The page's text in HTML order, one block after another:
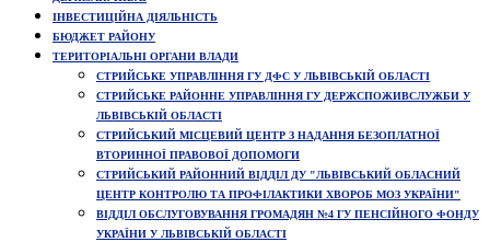
ІНВЕСТИЦІЙНА ДІЯЛЬНІСТЬ
БЮДЖЕТ РАЙОНУ
ТЕРИТОРІАЛЬНІ ОРГАНИ ВЛАДИ
СТРИЙСЬКЕ УПРАВЛІННЯ ГУ ДФС У ЛЬВІВСЬКІЙ ОБЛАСТІ
СТРИЙСЬКЕ РАЙОННЕ УПРАВЛІННЯ ГУ ДЕРЖСПОЖИВСЛУЖБИ У
ЛЬВІВСЬКІЙ ОБЛАСТІ
СТРИЙСЬКИЙ МІСЦЕВИЙ ЦЕНТР З НАДАННЯ БЕЗОПЛАТНОЇ
ВТОРИННОЇ ПРАВОВОЇ ДОПОМОГИ
СТРИЙСЬКИЙ РАЙОННИЙ ВІДДІЛ ДУ "ЛЬВІВСЬКИЙ ОБЛАСНИЙ
ЦЕНТР КОНТРОЛЮ ТА ПРОФІЛАКТИКИ ХВОРОБ МОЗ УКРАЇНИ"
ВІДДІЛ ОБСЛУГОВУВАННЯ ГРОМАДЯН №4 ГУ ПЕНСІЙНОГО ФОНДУ
УКРАЇНИ У ЛЬВІВСЬКІЙ ОБЛАСТІ